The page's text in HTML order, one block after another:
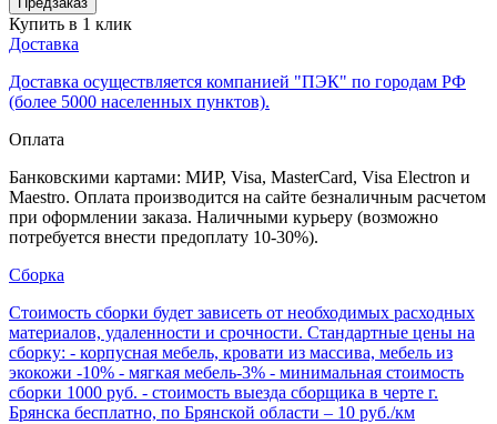
Купить в 1 клик
Доставка
Доставка осуществляется компанией "ПЭК" по городам РФ
(более 5000 населенных пунктов).
Оплата
Банковскими картами: МИР, Visa, MasterCard, Visa Electron и
Maestro. Оплата производится на сайте безналичным расчетом
при оформлении заказа. Наличными курьеру (возможно
потребуется внести предоплату 10-30%).
Сборка
Стоимость сборки будет зависеть от необходимых расходных
материалов, удаленности и срочности. Стандартные цены на
сборку: - корпусная мебель, кровати из массива, мебель из
экокожи -10% - мягкая мебель-3% - минимальная стоимость
сборки 1000 руб. - стоимость выезда сборщика в черте г.
Брянска бесплатно, по Брянской области – 10 руб./км